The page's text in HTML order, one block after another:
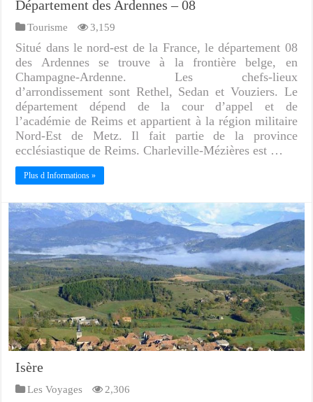
Département des Ardennes – 08
Tourisme 3,159
Situé dans le nord-est de la France, le département 08
des Ardennes se trouve à la frontière belge, en
Champagne-Ardenne. Les chefs-lieux
d’arrondissement sont Rethel, Sedan et Vouziers. Le
département dépend de la cour d’appel et de
l’académie de Reims et appartient à la région militaire
Nord-Est de Metz. Il fait partie de la province
ecclésiastique de Reims. Charleville-Mézières est …
Plus d Informations »
Isère
Les Voyages 2,306